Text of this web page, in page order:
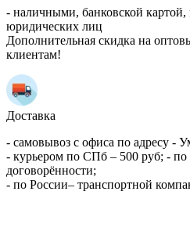
- наличными, банковской картой,
юридических лиц
Дополнительная скидка на
клиентам!
Доставка
- самовывоз с офиса по адресу -
- курьером по СПб – 500 руб; -
договорённости;
- по России– транспортной